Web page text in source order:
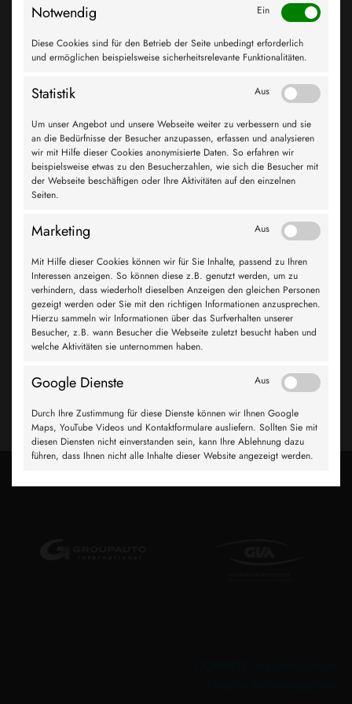
Werkstattkonzept an, das die Wettbewerbsfähigkeit jedes
einzelnen Betriebes erhöht. Denn im Gegensatz zu einem
"Einzelkämpfer" kann ein Werkstattpartner, der in ein
Erfahrungsschatz und praktische Leistungsbausteine
zurückgreifen. Das ermöglicht dem Netzwerk die Reparatur
und Wartung von Transportern, LKWs und Anhängern aller
Marken.
weiter
SIND SIE BEREIT FÜR DIE ÜBERHOLSPUR?
Dann sichern Sie sich alle Vorteile einer innovativen und
leistungsstarken Partnerschaft in Zeiten wirtschaftlicher
Veränderungen und der sich immer neu orientierenden
Absatzmärkte. Das TOP TRUCK Konzept erschließt Ihnen einen
völlig neuen Kundenkreis: Fuhrparkbetreiber und
Flottenkunden, die ein bundesweites, leistungsstarkes,
NKW-Spezialisten suchen. Gemeinsam bewegen wir Großes.
weiter
Notwendig Ein
Diese Cookies sind für den Betrieb der Seite unbedingt erforderlich
und ermöglichen beispielsweise sicherheitsrelevante Funktionalitäten.
Statistik Aus
Um unser Angebot und unsere Webseite weiter zu verbessern und sie
an die Bedürfnisse der Besucher anzupassen, erfassen und analysieren
wir mit Hilfe dieser Cookies anonymisierte Daten. So erfahren wir
beispielsweise etwas zu den Besucherzahlen, wie sich die Besucher mit
der Webseite beschäftigen oder Ihre Aktivitäten auf den einzelnen
Seiten.
Marketing Aus
Mit Hilfe dieser Cookies können wir für Sie Inhalte, passend zu Ihren
Interessen anzeigen. So können diese z.B. genutzt werden, um zu
verhindern, dass wiederholt dieselben Anzeigen den gleichen Personen
gezeigt werden oder Sie mit den richtigen Informationen anzusprechen.
Hierzu sammeln wir Informationen über das Surfverhalten unserer
Besucher, z.B. wann Besucher die Webseite zuletzt besucht haben und
welche Aktivitäten sie unternommen haben.
Google Dienste Aus
Durch Ihre Zustimmung für diese Dienste können wir Ihnen Google
Maps, YouTube Videos und Kontaktformulare ausliefern. Sollten Sie mit
diesen Diensten nicht einverstanden sein, kann Ihre Ablehnung dazu
führen, dass Ihnen nicht alle Inhalte dieser Website angezeigt werden.